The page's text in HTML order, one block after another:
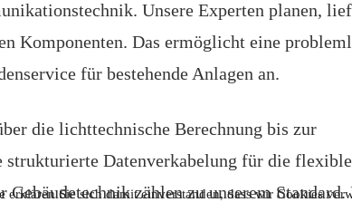
Unsere Experten planen,
Komponenten. Das ermöglicht eine
für bestehende Anlagen an.
die lichttechnische Berechnung bis zur
strukturierte Datenverkabelung für die flexible
zählen zu unserem Standard.
Sie sich damit einverstanden, dass wir Cookies